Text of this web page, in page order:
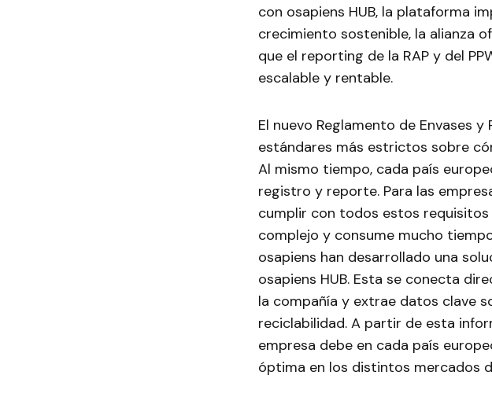
con osapiens HUB, la plataforma
crecimiento sostenible, la alianza
que el reporting de la RAP y del
escalable y rentable.
El nuevo Reglamento de Envases y
estándares más estrictos sobre
Al mismo tiempo, cada país
registro y reporte. Para las
cumplir con todos estos
complejo y consume mucho
osapiens han desarrollado una
osapiens HUB. Esta se conecta
la compañía y extrae datos clave
reciclabilidad. A partir de esta
empresa debe en cada país
óptima en los distintos mercados